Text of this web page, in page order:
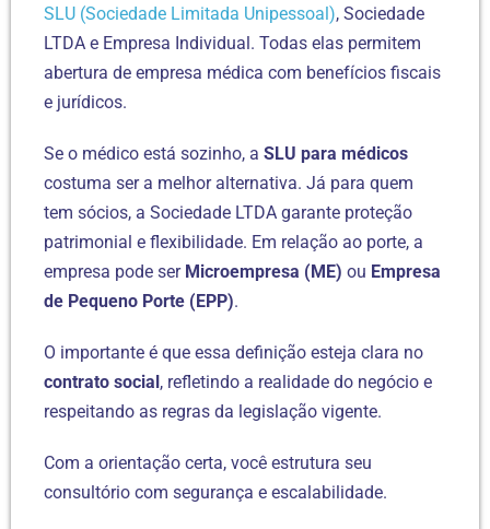
SLU (Sociedade Limitada Unipessoal), Sociedade
LTDA e Empresa Individual. Todas elas permitem
abertura de empresa médica com benefícios fiscais
e jurídicos.
Se o médico está sozinho, a SLU para médicos
costuma ser a melhor alternativa. Já para quem
tem sócios, a Sociedade LTDA garante proteção
patrimonial e flexibilidade. Em relação ao porte, a
empresa pode ser Microempresa (ME) ou Empresa
de Pequeno Porte (EPP).
O importante é que essa definição esteja clara no
contrato social , refletindo a realidade do negócio e
respeitando as regras da legislação vigente.
Com a orientação certa, você estrutura seu
consultório com segurança e escalabilidade.